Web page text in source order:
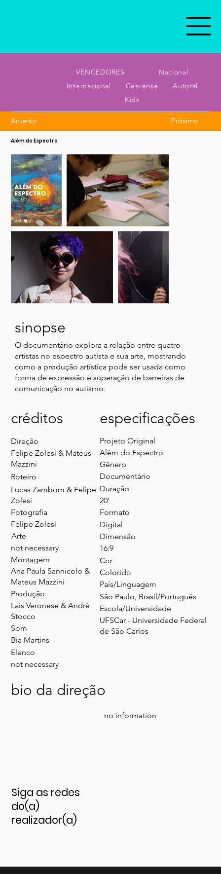
VENCEDORES
Nacional
Internacional
Cearense
Autoral
Kids
Anterior Próximo
Além do Espectro
sinopse
O documentário explora a relação entre quatro
artistas no espectro autista e sua arte, mostrando
como a produção artística pode ser usada como
forma de expressão e superação de barreiras de
comunicação no autismo.
créditos
Direção
Felipe Zolesi & Mateus
Mazzini
Roteiro
Lucas Zambom & Felipe
Zolesi
Fotografia
Felipe Zolesi
Arte
not necessary
Montagem
Ana Paula Sannicolo &
Mateus Mazzini
Produção
Laís Veronese & André
Stocco
Som
Bia Martins
Elenco
not necessary
especificações
Projeto Original
Além do Espectro
Gênero
Documentário
Duração
20'
Formato
Digital
Dimensão
16:9
Cor
Colorido
País/Linguagem
São Paulo, Brasil/Português
Escola/Universidade
UFSCar - Universidade Federal
de São Carlos
bio da direção
no information
Siga as redes
do(a)
realizador(a)